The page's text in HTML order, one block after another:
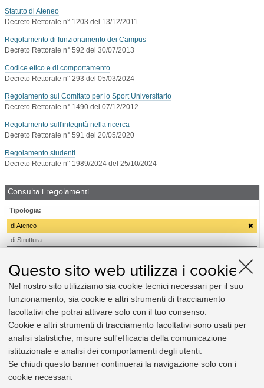
Questo sito web utilizza i cookie
Nel nostro sito utilizziamo sia cookie tecnici necessari per il suo
funzionamento, sia cookie e altri strumenti di tracciamento
facoltativi che potrai attivare solo con il tuo consenso.
Cookie e altri strumenti di tracciamento facoltativi sono usati per
analisi statistiche, misure sull'efficacia della comunicazione
istituzionale e analisi dei comportamenti degli utenti.
Se chiudi questo banner continuerai la navigazione solo con i
cookie necessari.
Statuto di Ateneo
Decreto Rettorale n° 1203 del 13/12/2011
Regolamento di funzionamento dei Campus
Decreto Rettorale n° 592 del 30/07/2013
Codice etico e di comportamento
Decreto Rettorale n° 293 del 05/03/2024
Regolamento sul Comitato per lo Sport Universitario
Decreto Rettorale n° 1490 del 07/12/2012
Regolamento sull'integrità nella ricerca
Decreto Rettorale n° 591 del 20/05/2020
Regolamento studenti
Decreto Rettorale n° 1989/2024 del 25/10/2024
Consulta i regolamenti
Tipologia:
di Ateneo
di Struttura
Amministrazione
Didattica e diritto allo studio
Procedimento amministrativo e privacy
Ricerca